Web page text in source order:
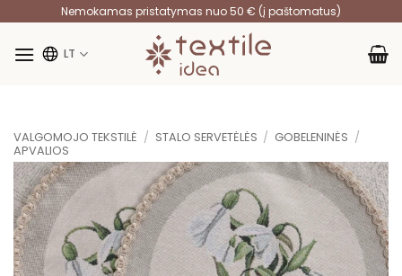
content
Nemokamas pristatymas nuo 50 € (į paštomatus)
LT
VALGOMOJO TEKSTILĖ / STALO SERVETĖLĖS / GOBELENINĖS /
APVALIOS